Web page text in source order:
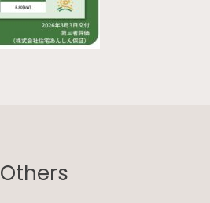
Others